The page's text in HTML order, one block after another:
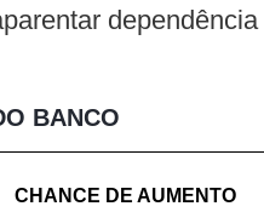
dependência
BANCO
CHANCE DE AUMENTO